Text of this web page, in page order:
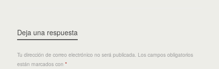
Deja una respuesta
Tu dirección de correo electrónico no será publicada. Los campos obligatorios
están marcados con *